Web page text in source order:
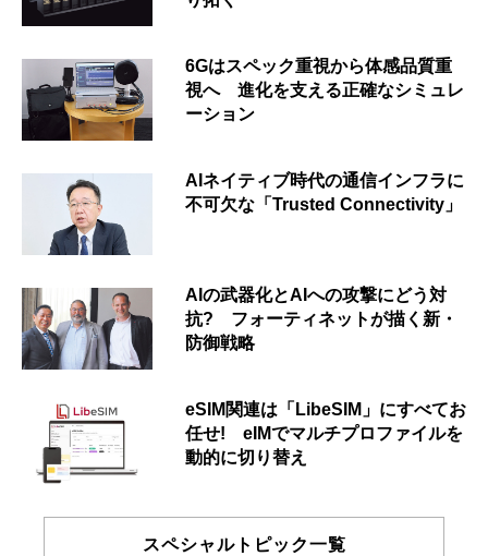
6Gはスペック重視から体感品質重
視へ 進化を支える正確なシミュレ
ーション
AIネイティブ時代の通信インフラに
不可欠な「Trusted Connectivity」
AIの武器化とAIへの攻撃にどう対
抗? フォーティネットが描く新・
防御戦略
eSIM関連は「LibeSIM」にすべてお
任せ! eIMでマルチプロファイルを
動的に切り替え
スペシャルトピック一覧